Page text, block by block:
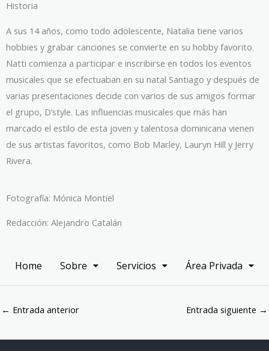
Historia
A sus 14 años, como todo adolescente, Natalia tiene varios
hobbies y grabar canciones se convierte en su hobby favorito.
Natti comienza a participar e inscribirse en todos los eventos
musicales que se efectuaban en su natal Santiago y después de
varias presentaciones decide con varios de sus amigos formar
el grupo, D’style. Las influencias musicales que más han
marcado el estilo de esta joven y talentosa dominicana vienen
de sus artistas favoritos, como Bob Marley, Lauryn Hill y Jerry
Rivera.
Fotografía: Mónica Montiel
Redacción: Alejandro Catalán
Home Sobre Servicios Área Privada
← Entrada anterior Entrada siguiente →